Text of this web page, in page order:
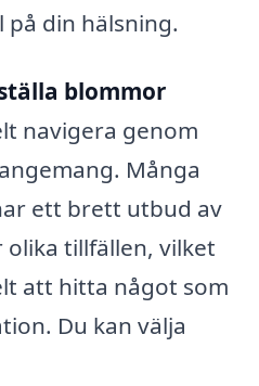
din hälsning.
blommor
navigera genom
Många
ett brett utbud av
tillfällen, vilket
att hitta något som
Du kan välja